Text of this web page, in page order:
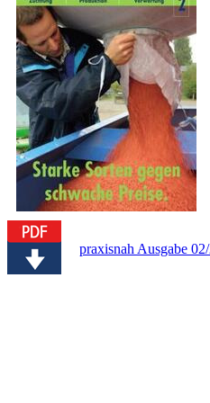
praxisnah Ausgabe